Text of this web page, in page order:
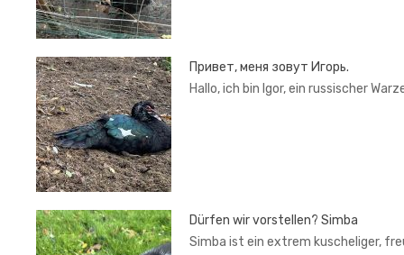
Привет, меня зовут Игорь.
Hallo, ich bin Igor, ein russischer
Dürfen wir vorstellen? Simba
Simba ist ein extrem kuscheliger,